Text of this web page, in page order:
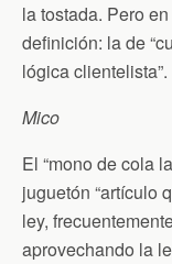
la tostada. Pero
definición: la de
lógica clientelista”.
Mico
El “mono de cola
juguetón “artículo
ley,
aprovechando la